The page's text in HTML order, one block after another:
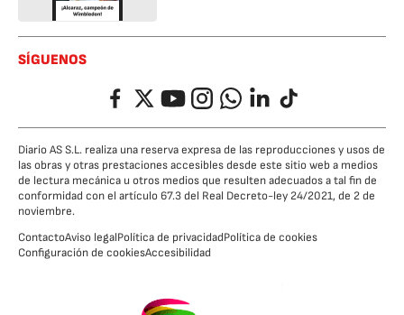
SÍGUENOS
FacebookTwitterYouTubeInstagramWhatsappLinkedIn
TikTok
Diario AS S.L. realiza una reserva expresa de las reproducciones y usos de
las obras y otras prestaciones accesibles desde este sitio web a medios
de lectura mecánica u otros medios que resulten adecuados a tal fin de
conformidad con el artículo 67.3 del Real Decreto-ley 24/2021, de 2 de
noviembre.
ContactoAviso legalPolítica de privacidadPolítica de cookies
Configuración de cookiesAccesibilidad